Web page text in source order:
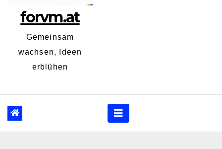
forvm.at
Gemeinsam
wachsen, Ideen
erblühen